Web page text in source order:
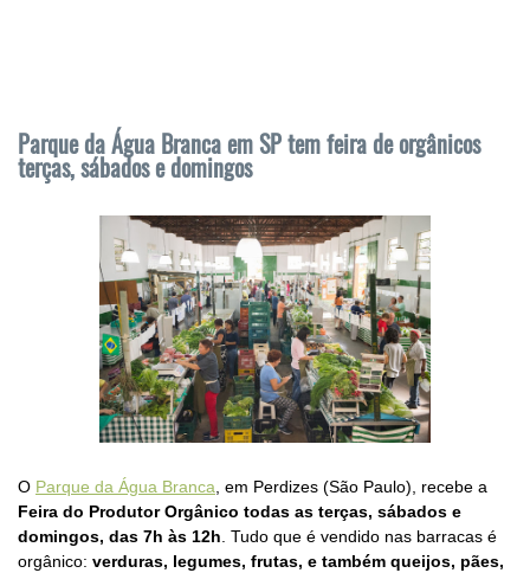
Parque da Água Branca em SP tem feira de orgânicos
terças, sábados e domingos
O Parque da Água Branca , em Perdizes (São Paulo), recebe a
Feira do Produtor Orgânico todas as terças, sábados e
domingos, das 7h às 12h . Tudo que é vendido nas barracas é
orgânico: verduras, legumes, frutas, e também queijos, pães,